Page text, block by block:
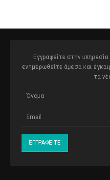
Εγγραφείτε στην
ενημερωθείτε άμεσα και
τα